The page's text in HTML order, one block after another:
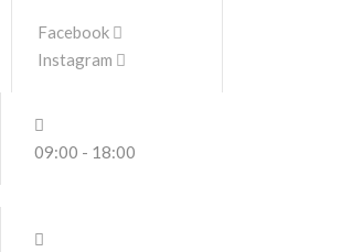
Facebook
Instagram
09:00 - 18:00